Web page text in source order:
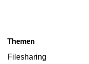
Themen
Filesharing